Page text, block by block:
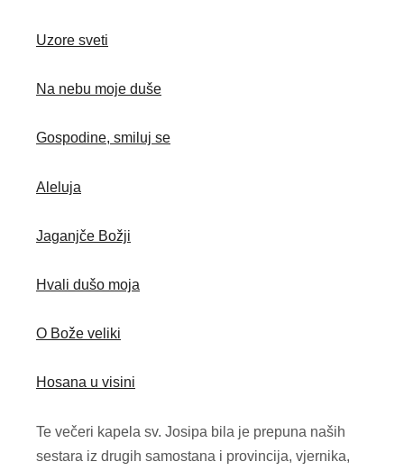
Uzore sveti
Na nebu moje duše
Gospodine, smiluj se
Aleluja
Jaganjče Božji
Hvali dušo moja
O Bože veliki
Hosana u visini
Te večeri kapela sv. Josipa bila je prepuna naših
sestara iz drugih samostana i provincija, vjernika,